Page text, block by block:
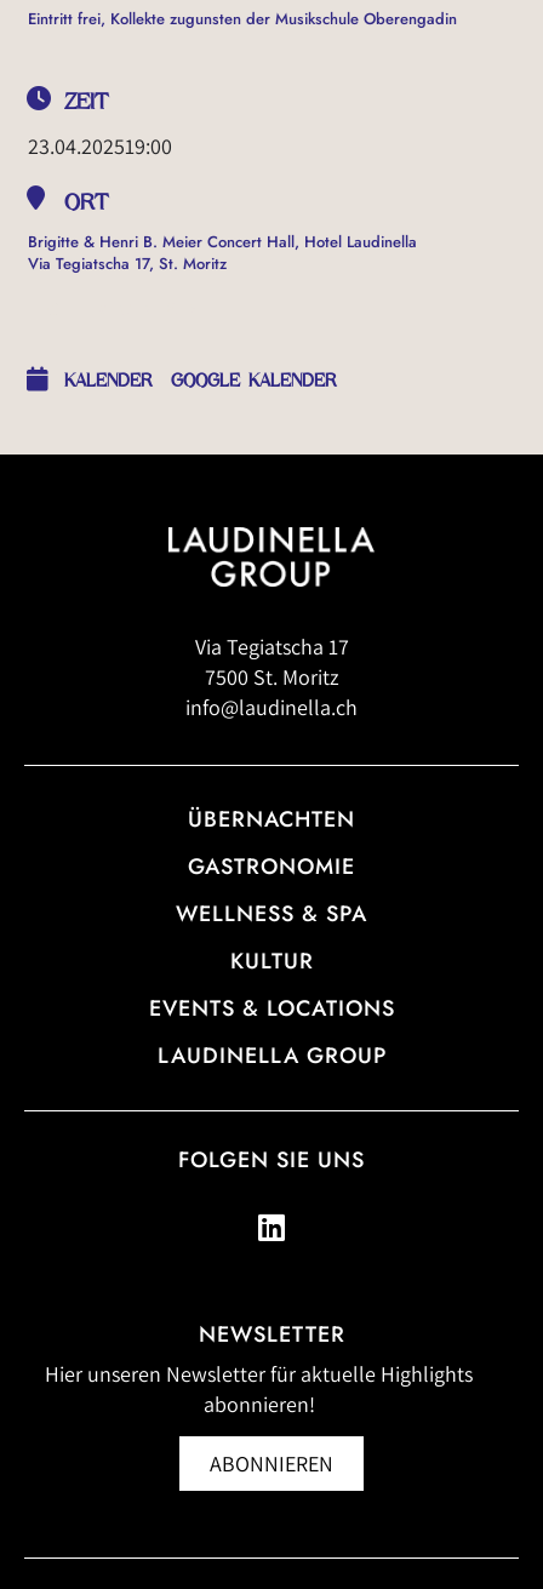
Eintritt frei, Kollekte zugunsten der Musikschule Oberengadin
ZEIT
23.04.202519:00
ORT
Brigitte & Henri B. Meier Concert Hall, Hotel Laudinella
Via Tegiatscha 17, St. Moritz
KALENDER GOOGLE KALENDER
Via Tegiatscha 17
7500 St. Moritz
info@laudinella.ch
ÜBERNACHTEN
GASTRONOMIE
WELLNESS & SPA
KULTUR
EVENTS & LOCATIONS
LAUDINELLA GROUP
FOLGEN SIE UNS
NEWSLETTER
Hier unseren Newsletter für aktuelle Highlights
abonnieren!
ABONNIEREN